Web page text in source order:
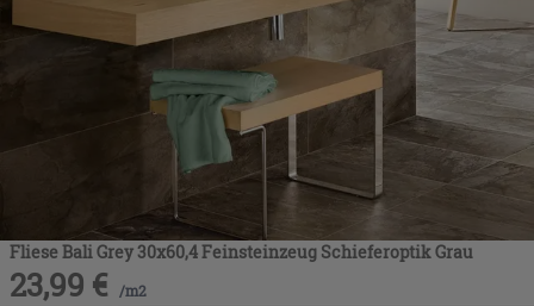
Fliese Bali Grey 30x60,4 Feinsteinzeug Schieferoptik Grau
23,99 € /m2